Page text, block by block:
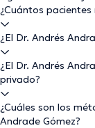
¿Cuántos
¿El Dr. Andrés
¿El Dr. Andrés
privado?
¿Cuáles son los
Andrade Gómez?